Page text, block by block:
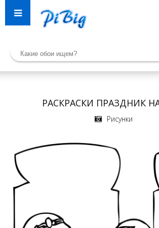
РАСКРАСКИ ПРАЗДНИК
Рисунки